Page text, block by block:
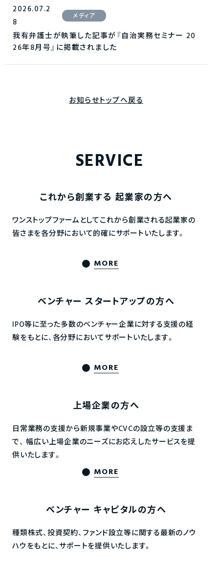
2026.07.2
8
メディア
我有弁護士が執筆した記事が『自治実務セミナー 20
26年8月号』に掲載されました
お知らせトップへ戻る
SERVICE
これから創業する 起業家の方へ
ワンストップファームとしてこれから創業される起業家の
皆さまを各分野において的確にサポートいたします。
MORE
ベンチャー スタートアップの方へ
IPO等に至った多数のベンチャー企業に対する支援の経
験をもとに、各分野においてサポートいたします。
MORE
上場企業の方へ
日常業務の支援から新規事業やCVCの設立等の支援ま
で、 幅広い上場企業のニーズにお応えしたサービスを提
供いたします。
MORE
ベンチャー キャピタルの方へ
種類株式、投資契約、ファンド設立等に関する最新のノウ
ハウをもとに、サポートを提供いたします。